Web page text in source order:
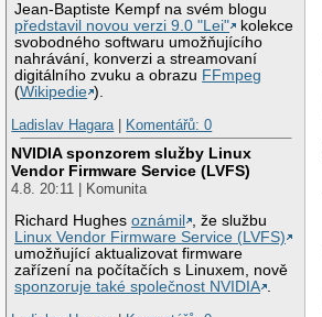
Jean-Baptiste Kempf na svém blogu
představil novou verzi 9.0 "Lei"
kolekce
svobodného softwaru umožňujícího
nahrávání, konverzi a streamovaní
digitálního zvuku a obrazu FFmpeg
(Wikipedie ).
Ladislav Hagara
Komentářů: 0
NVIDIA sponzorem služby Linux
Vendor Firmware Service (LVFS)
4.8. 20:11 | Komunita
Richard Hughesoznámil
, že službu
Linux Vendor Firmware Service (LVFS)
umožňující aktualizovat firmware
zařízení na počítačích s Linuxem, nově
sponzoruje také společnost NVIDIA .